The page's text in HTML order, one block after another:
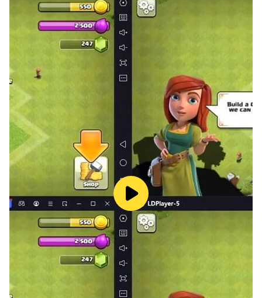
⚡ 𝗠𝗼𝘁𝗼 𝗚𝗮𝗺𝗲 𝗙𝗲𝗮𝘁𝘂𝗿𝗲𝘀
Simple and intuitive wheelie tilt or touch controls.
Endless bike gameplay with increasing elite
difficulty.
High-quality moto graphics and smooth bike
animations.
Addictive ASMR-style moto engine sounds for an
elite experience.
Global wheelie leaderboards to compete with
moto friends.
Can you hold the bike balance and become the
elite king of the road? Run, flip, and dominate the
moto world in 𝗪𝗵𝗲𝗲𝗹𝗶𝗲 𝗟𝗶𝗳𝗲: 𝗠𝗼𝘁𝗼 𝗦𝘁𝘂𝗻𝘁! 🚀